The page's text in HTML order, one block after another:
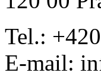
Tel.:
E-mail: